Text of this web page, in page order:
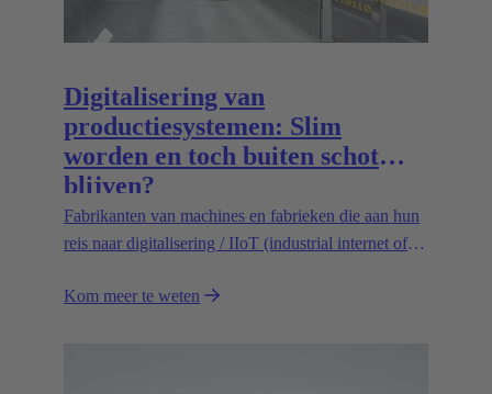
Digitalisering van
productiesystemen: Slim
worden en toch buiten schot
blijven?
Fabrikanten van machines en fabrieken die aan hun
reis naar digitalisering / IIoT (industrial internet of
zaken moeten aanpakken - welke stappen eerst
Kom meer te weten